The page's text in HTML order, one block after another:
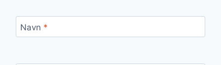
Navn *